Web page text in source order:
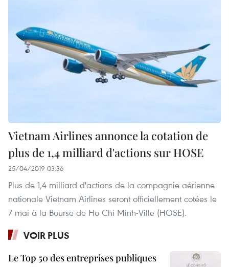
Vietnam Airlines annonce la cotation de
plus de 1,4 milliard d'actions sur HOSE
25/04/2019 03:36
Plus de 1,4 milliard d'actions de la compagnie aérienne
nationale Vietnam Airlines seront officiellement cotées le
7 mai à la Bourse de Ho Chi Minh-Ville (HOSE).
VOIR PLUS
Le Top 50 des entreprises publiques